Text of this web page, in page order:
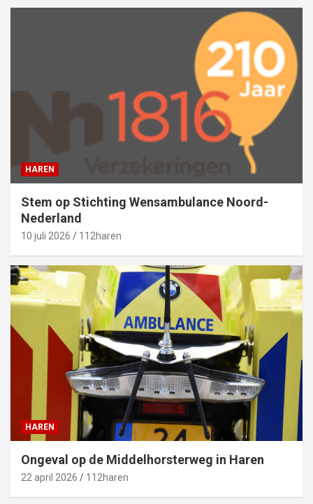
HAREN
Stem op Stichting Wensambulance Noord-
Nederland
10 juli 2026 112haren
HAREN
Ongeval op de Middelhorsterweg in Haren
22 april 2026 112haren